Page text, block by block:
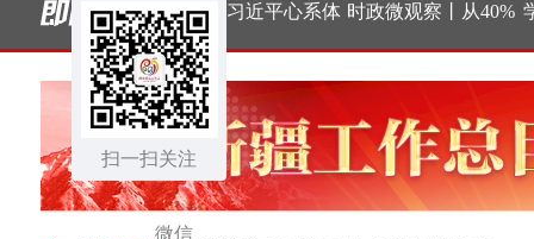
扫一扫关注
微信
此行间·习近平心系体
育强国建设
时政微观察丨从40%
的新目标看全民健身
事业高质量发展
学习进
健康、